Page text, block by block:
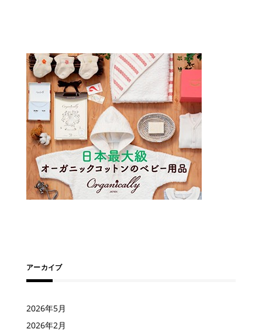
アーカイブ
2026年5月
2026年2月